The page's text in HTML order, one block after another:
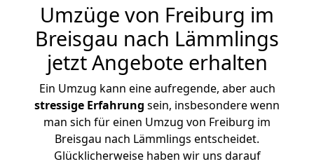
Umzüge von Freiburg im
Breisgau nach Lämmlings
jetzt Angebote erhalten
Ein Umzug kann eine aufregende, aber auch
stressige Erfahrung sein, insbesondere wenn
man sich für einen Umzug von Freiburg im
Breisgau nach Lämmlings entscheidet.
Glücklicherweise haben wir uns darauf